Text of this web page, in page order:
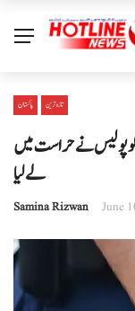
پاکستان تازہ ترین
کو پولیس نے حراست میں
لے لیا
Samina Rizwan June